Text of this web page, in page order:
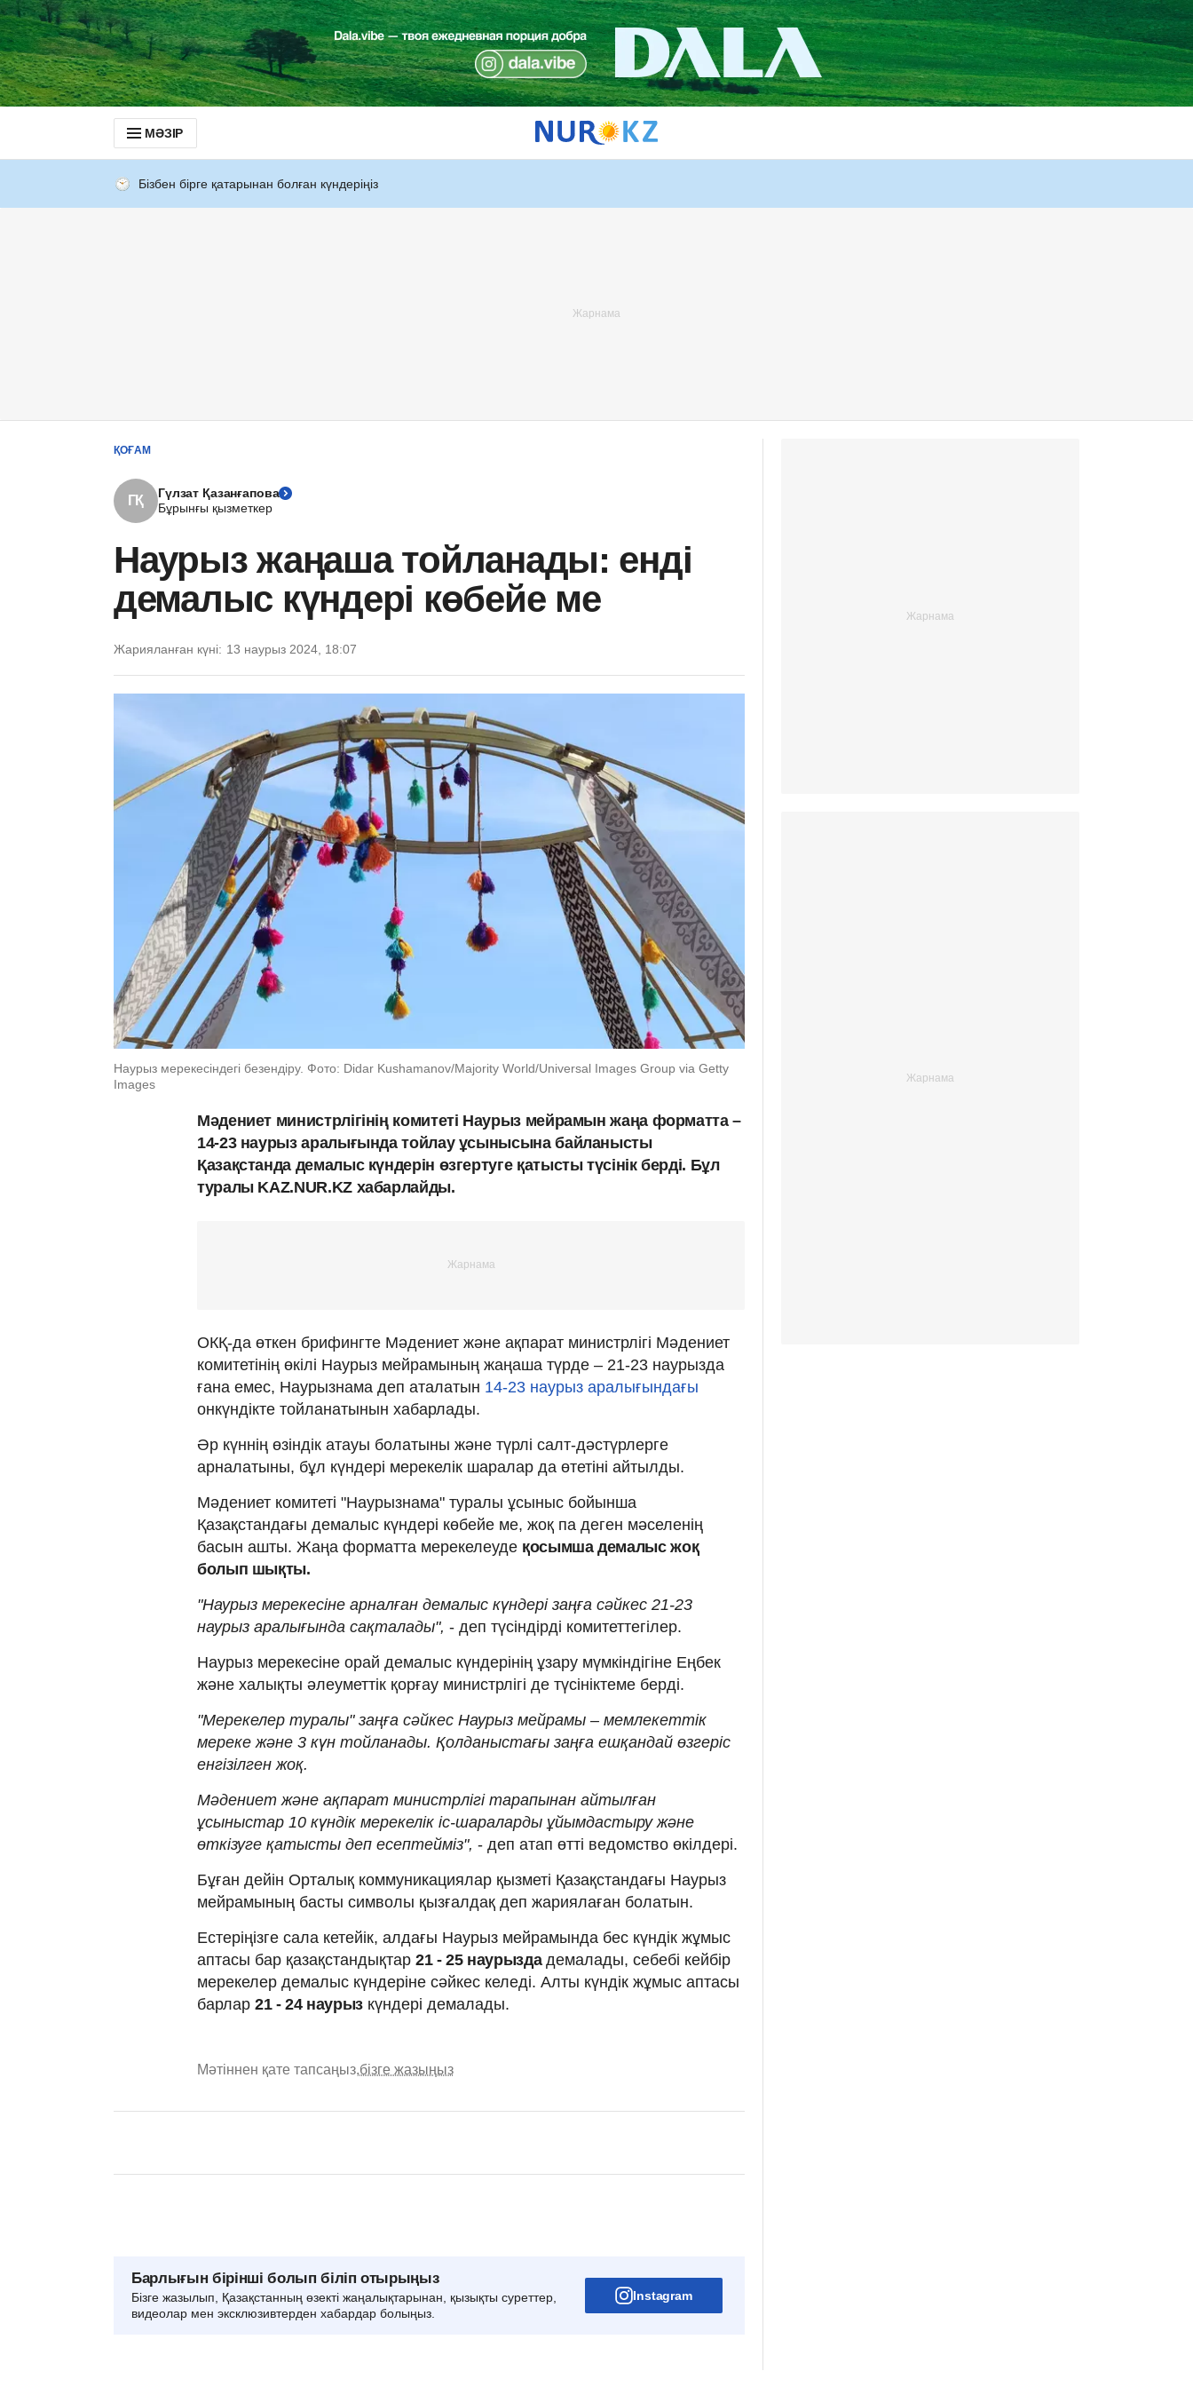
МӘЗІР
Бізбен бірге қатарынан болған күндеріңіз
ҚОҒАМ
ГҚ
Гүлзат Қазанғапова
Бұрынғы қызметкер
Наурыз жаңаша тойланады: енді
демалыс күндері көбейе ме
Жарияланған күні: 13 наурыз 2024, 18:07
Наурыз мерекесіндегі безендіру. Фото: Didar Kushamanov/Majority World/Universal Images Group via Getty
Images
Мәдениет министрлігінің комитеті Наурыз мейрамын жаңа форматта –
14-23 наурыз аралығында тойлау ұсынысына байланысты
Қазақстанда демалыс күндерін өзгертуге қатысты түсінік берді. Бұл
туралы KAZ.NUR.KZ хабарлайды.
ОКҚ-да өткен брифингте Мәдениет және ақпарат министрлігі Мәдениет
комитетінің өкілі Наурыз мейрамының жаңаша түрде – 21-23 наурызда
ғана емес, Наурызнама деп аталатын 14-23 наурыз аралығындағы
онкүндікте тойланатынын хабарлады.
Әр күннің өзіндік атауы болатыны және түрлі салт-дәстүрлерге
арналатыны, бұл күндері мерекелік шаралар да өтетіні айтылды.
Мәдениет комитеті "Наурызнама" туралы ұсыныс бойынша
Қазақстандағы демалыс күндері көбейе ме, жоқ па деген мәселенің
басын ашты. Жаңа форматта мерекелеуде қосымша демалыс жоқ
болып шықты.
"Наурыз мерекесіне арналған демалыс күндері заңға сәйкес 21-23
наурыз аралығында сақталады", - деп түсіндірді комитеттегілер.
Наурыз мерекесіне орай демалыс күндерінің ұзару мүмкіндігіне Еңбек
және халықты әлеуметтік қорғау министрлігі де түсініктеме берді.
"Мерекелер туралы" заңға сәйкес Наурыз мейрамы – мемлекеттік
мереке және 3 күн тойланады. Қолданыстағы заңға ешқандай өзгеріс
енгізілген жоқ.
Мәдениет және ақпарат министрлігі тарапынан айтылған
ұсыныстар 10 күндік мерекелік іс-шараларды ұйымдастыру және
өткізуге қатысты деп есептейміз", - деп атап өтті ведомство өкілдері.
Бұған дейін Орталық коммуникациялар қызметі Қазақстандағы Наурыз
мейрамының басты символы қызғалдақ деп жариялаған болатын.
Естеріңізге сала кетейік, алдағы Наурыз мейрамында бес күндік жұмыс
аптасы бар қазақстандықтар 21 - 25 наурыздадемалады, себебі кейбір
мерекелер демалыс күндеріне сәйкес келеді. Алты күндік жұмыс аптасы
барлар 21 - 24 наурызкүндері демалады.
Мәтіннен қате тапсаңыз,бізге жазыңыз
Барлығын бірінші болып біліп отырыңыз
Бізге жазылып, Қазақстанның өзекті жаңалықтарынан, қызықты суреттер,
видеолар мен эксклюзивтерден хабардар болыңыз.
Instagram